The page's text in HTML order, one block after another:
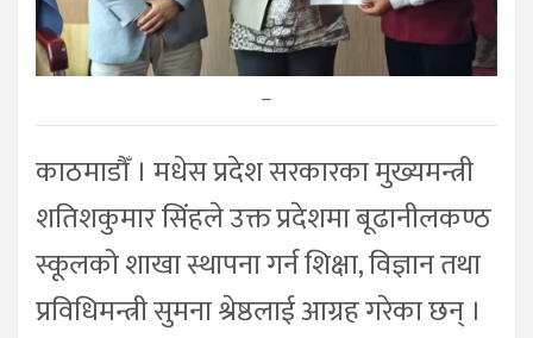
–
काठमाडौँ । मधेस प्रदेश सरकारका मुख्यमन्त्री
शतिशकुमार सिंहले उक्त प्रदेशमा बूढानीलकण्ठ
स्कूलको शाखा स्थापना गर्न शिक्षा, विज्ञान तथा
प्रविधिमन्त्री सुमना श्रेष्ठलाई आग्रह गरेका छन् ।